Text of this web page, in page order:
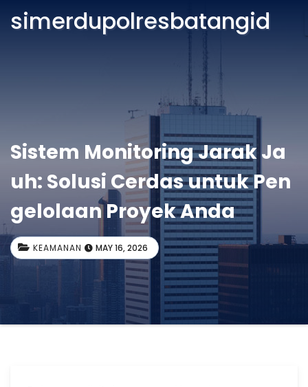
simerdupolresbatangid
Sistem Monitoring Jarak Ja
uh: Solusi Cerdas untuk Pen
gelolaan Proyek Anda
KEAMANAN MAY 16, 2026